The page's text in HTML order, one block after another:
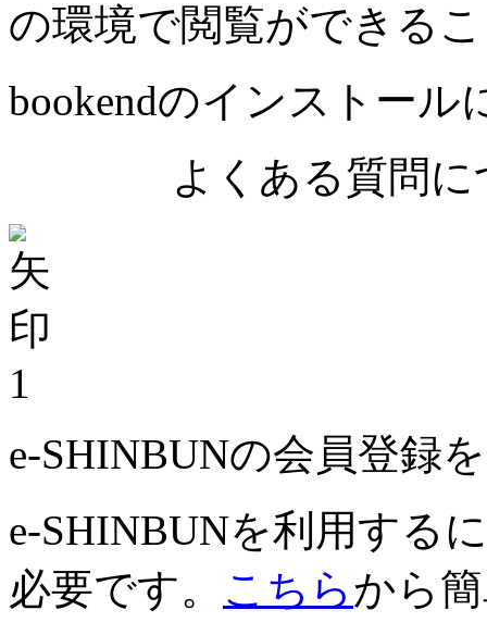
の環境で閲覧ができる
bookendのインストール
よくある質問に
1
e-SHINBUNの会員登録
e-SHINBUNを利用する
必要です。 こちらから